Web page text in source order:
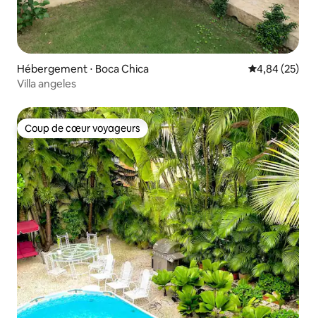
Hébergement ⋅ Boca Chica Évaluation
4,84 (25)
Villa angeles
Coup de cœur voyageurs
Coup de cœur voyageurs